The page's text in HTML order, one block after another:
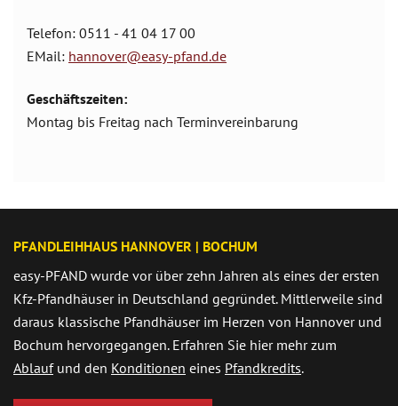
Telefon: 0511 - 41 04 17 00
EMail: hannover@easy-pfand.de
Geschäftszeiten:
Montag bis Freitag nach Terminvereinbarung
PFANDLEIHHAUS HANNOVER | BOCHUM
easy-PFAND wurde vor über zehn Jahren als eines der ersten
Kfz-Pfandhäuser in Deutschland gegründet. Mittlerweile sind
daraus klassische Pfandhäuser im Herzen von Hannover und
Bochum hervorgegangen. Erfahren Sie hier mehr zum
Ablaufund den Konditionen eines Pfandkredits.